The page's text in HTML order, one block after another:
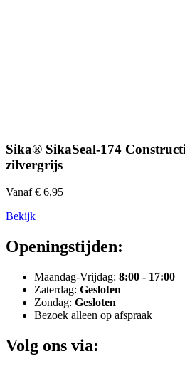
Sika® SikaSeal-174
zilvergrijs
Vanaf € 6,95
Bekijk
Openingstijden:
Maandag-Vrijdag: 8:00 - 17:00
Zaterdag: Gesloten
Zondag: Gesloten
Bezoek alleen op afspraak
Volg ons via: